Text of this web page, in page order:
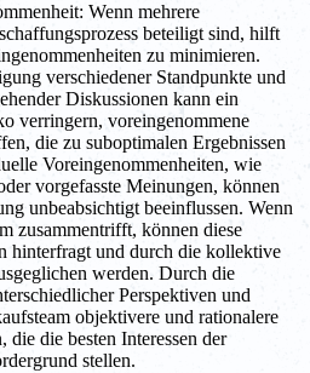
Wenn mehrere
beteiligt sind, hilft
zu minimieren.
verschiedener Standpunkte und
Diskussionen kann ein
verringern, voreingenommene
die zu suboptimalen Ergebnissen
Voreingenommenheiten, wie
vorgefasste Meinungen, können
unbeabsichtigt beeinflussen. Wenn
zusammentrifft, können diese
hinterfragt und durch die kollektive
werden. Durch die
Perspektiven und
objektivere und rationalere
die die besten Interessen der
stellen.